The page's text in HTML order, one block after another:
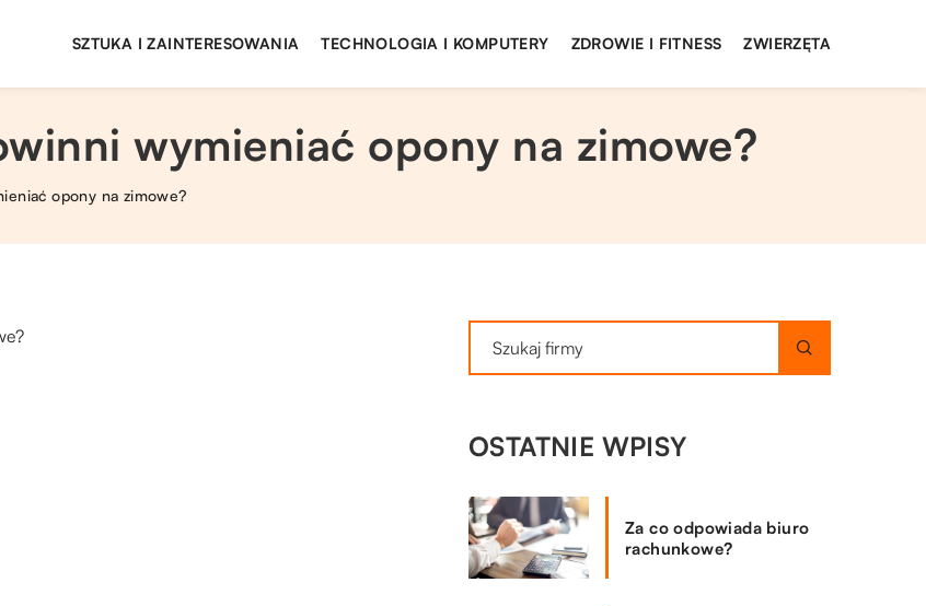
SZTUKA I ZAINTERESOWANIA TECHNOLOGIA I KOMPUTERY ZDROWIE I FITNESS ZWIERZĘTA
wymieniać opony na zimowe?
opony na zimowe?
OSTATNIE WPISY
Za co odpowiada biuro
rachunkowe?